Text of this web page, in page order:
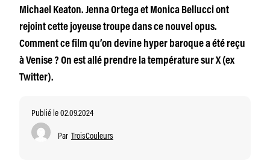
Michael Keaton. Jenna Ortega et Monica Bellucci ont
rejoint cette joyeuse troupe dans ce nouvel opus.
Comment ce film qu’on devine hyper baroque a été reçu
à Venise ? On est allé prendre la température sur X (ex
Twitter).
Publié le 02.09.2024
Par TroisCouleurs